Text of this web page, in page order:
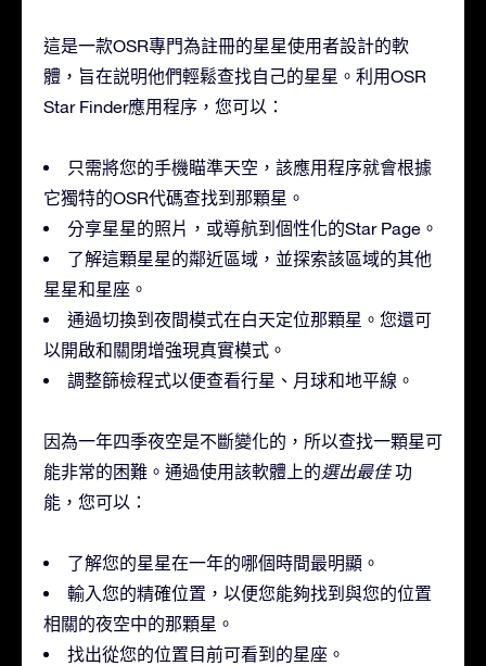
這是一款OSR專門為註冊的星星使用者設計的軟
體，旨在説明他們輕鬆查找自己的星星。利用OSR
Star Finder應用程序，您可以：
只需將您的手機瞄準天空，該應用程序就會根據
它獨特的OSR代碼查找到那顆星。
分享星星的照片，或導航到個性化的Star Page。
了解這顆星星的鄰近區域，並探索該區域的其他
星星和星座。
通過切換到夜間模式在白天定位那顆星。您還可
以開啟和關閉增強現真實模式。
調整篩檢程式以便查看行星、月球和地平線。
因為一年四季夜空是不斷變化的，所以查找一顆星可
能非常的困難。通過使用該軟體上的選出最佳功
能，您可以：
了解您的星星在一年的哪個時間最明顯。
輸入您的精確位置，以便您能夠找到與您的位置
相關的夜空中的那顆星。
找出從您的位置目前可看到的星座。